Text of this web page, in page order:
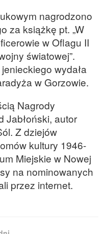
nagrodzono
za książkę pt. „W
w Oflagu II
światowej”.
wydała
w Gorzowie.
Nagrody
Jabłoński, autor
Z dziejów
kultury 1946-
Miejskie w Nowej
na nominowanych
przez internet.